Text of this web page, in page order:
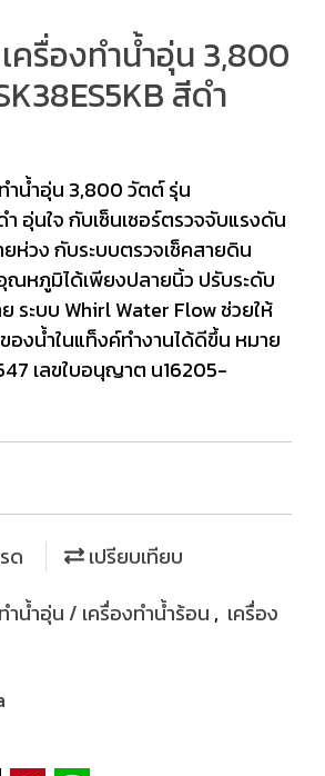
ครื่องทำน้ำอุ่น 3,800
สีดำ
ำน้ำอุ่น 3,800 วัตต์ รุ่น
ำ อุ่นใจ กับเซ็นเซอร์ตรวจจับแรงดัน
ห่วง กับระบบตรวจเช็คสายดิน
หภูมิได้เพียงปลายนิ้ว ปรับระดับ
ระบบ Whirl Water Flow ช่วยให้
องน้ำในแท็งค์ทำงานได้ดีขึ้น หมาย
เลขใบอนุญาต น16205-
ด
เปรียบเทียบ
ำน้ำอุ่น / เครื่องทำน้ำร้อน , เครื่อง